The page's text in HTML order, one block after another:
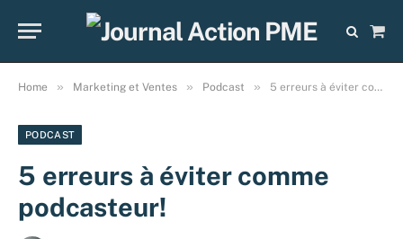
Cart
Home » Marketing et Ventes » Podcast » 5 erreurs à éviter comme podcasteur!
PODCAST
5 erreurs à éviter comme
podcasteur!